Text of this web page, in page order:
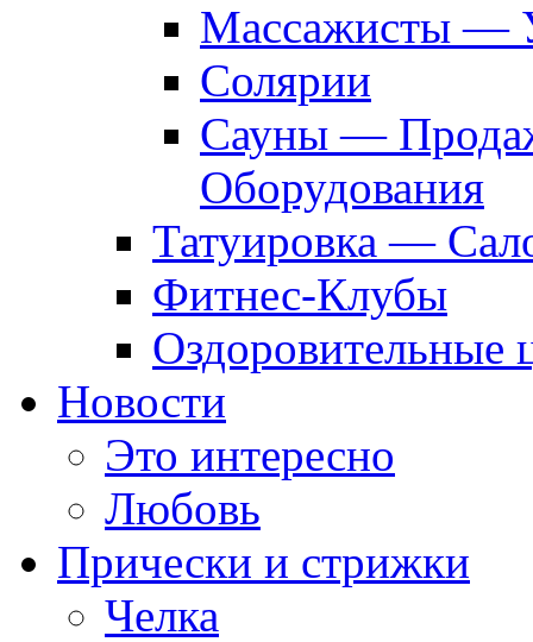
Массажисты —
Солярии
Сауны —
Оборудования
Татуировка —
Фитнес-Клубы
Оздоровительные
Новости
Это интересно
Любовь
Прически и стрижки
Челка